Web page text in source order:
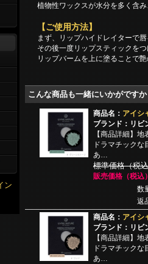
植物性ワックスが水分を多く含
【ご使用方法】
まず、リップハイドレイターで
その後一度リップスティックを
リップバームを上に塗ることで
こんな商品も一緒にいかがですか
商品名： アイシ
ブランド：リビ
【商品詳細】
ドラマチック
あ…
標準価格（税
販売価格（税込
数
返
商品名： アイシ
ブランド：リビ
【商品詳細】
ドラマチック
あ…